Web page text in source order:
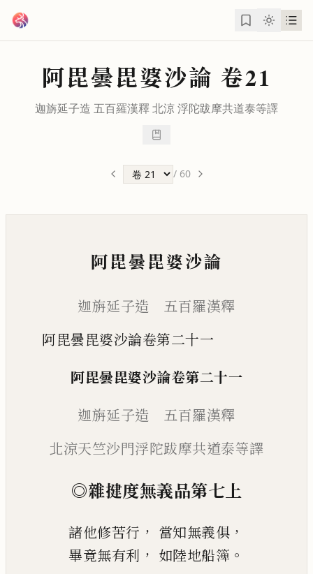
阿毘曇毘婆沙論 卷21
迦旃延子造 五百羅漢釋 北涼浮陀跋摩共道泰等譯
/ 60
阿毘曇毘婆沙論
迦旃延子造 五百羅漢釋
阿毘曇毘婆沙論卷第二十一
阿毘曇毘婆沙論卷第二十一
迦旃延子造 五百羅漢釋
北涼天竺沙門浮陀跋摩共道泰等譯
◎雜揵度無義品第七上
諸他修苦行 ， 當知無義俱 ，
畢竟無有利 ， 如陸地船𥱼 。